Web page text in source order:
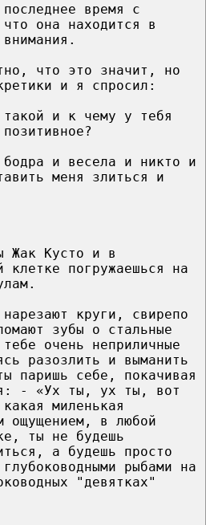
время с
она находится в
что это значит, но
и я спросил:
и к чему у тебя
и весела и никто и
меня злиться и
Жак Кусто и в
клетке погружаешься на
круги, свирепо
зубы о стальные
очень неприличные
разозлить и выманить
паришь себе, покачивая
- «Ух ты, ух ты, вот
миленькая
ощущением, в любой
ты не будешь
а будешь просто
рыбами на
"девятках"